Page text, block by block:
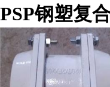
PSP钢塑复